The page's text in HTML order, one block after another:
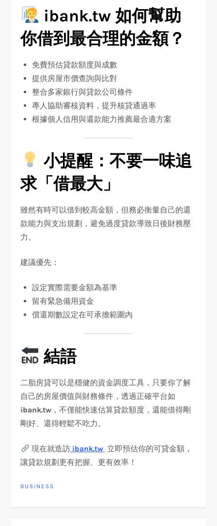
ibank.tw 如何幫助
你借到最合理的金額？
免費預估貸款額度與成數
提供房屋市價查詢與比對
整合多家銀行與貸款公司條件
專人協助審核資料，提升核貸通過率
根據個人信用與還款能力推薦最合適方案
小提醒：不要一味追
求「借最大」
雖然有時可以借到較高金額，但務必衡量自己的還
款能力與支出規劃，避免過度貸款導致日後財務壓
力。
建議優先：
設定實際需要金額為基準
留有緊急備用資金
償還期數設定在可承擔範圍內
結語
二胎房貸可以是穩健的資金調度工具，只要你了解
自己的房屋價值與財務條件，透過正確平台如
ibank.tw ，不僅能快速估算貸款額度，還能借得剛
剛好、還得輕鬆不吃力。
現在就造訪ibank.tw 立即預估你的可貸金額，
讓貸款規劃更有把握、更有效率！
BUSINESS